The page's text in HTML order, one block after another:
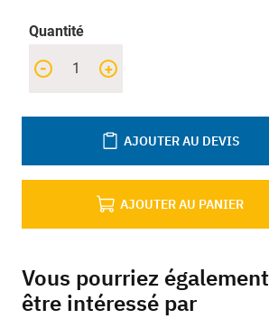
Quantité
+
-
AJOUTER AU PANIER
AJOUTER AU DEVIS
Vous pourriez également
être intéressé par